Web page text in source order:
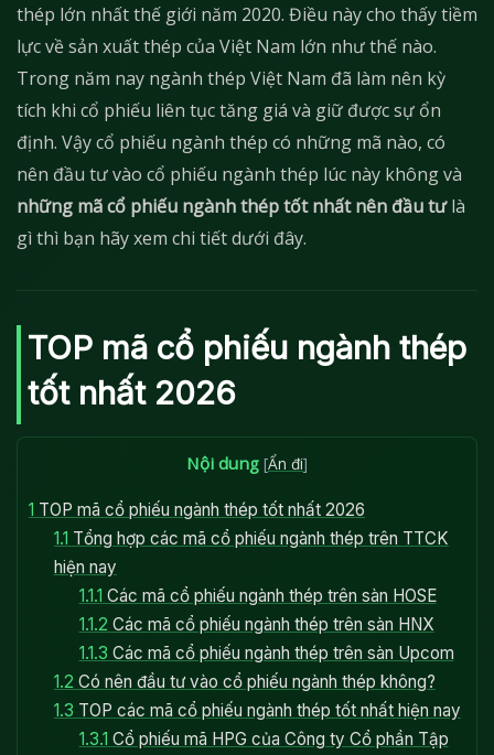
thép lớn nhất thế giới năm 2020. Điều này cho thấy tiềm
lực về sản xuất thép của Việt Nam lớn như thế nào.
Trong năm nay ngành thép Việt Nam đã làm nên kỳ
tích khi cổ phiếu liên tục tăng giá và giữ được sự ổn
định. Vậy cổ phiếu ngành thép có những mã nào, có
nên đầu tư vào cổ phiếu ngành thép lúc này không và
những mã cổ phiếu ngành thép tốt nhất nên đầu tưlà
gì thì bạn hãy xem chi tiết dưới đây.
TOP mã cổ phiếu ngành thép
tốt nhất 2026
Nội dung [Ẩn đi]
1 TOP mã cổ phiếu ngành thép tốt nhất 2026
1.1 Tổng hợp các mã cổ phiếu ngành thép trên TTCK
hiện nay
1.1.1 Các mã cổ phiếu ngành thép trên sàn HOSE
1.1.2 Các mã cổ phiếu ngành thép trên sàn HNX
1.1.3 Các mã cổ phiếu ngành thép trên sàn Upcom
1.2 Có nên đầu tư vào cổ phiếu ngành thép không?
1.3 TOP các mã cổ phiếu ngành thép tốt nhất hiện nay
1.3.1 Cổ phiếu mã HPG của Công ty Cổ phần Tập